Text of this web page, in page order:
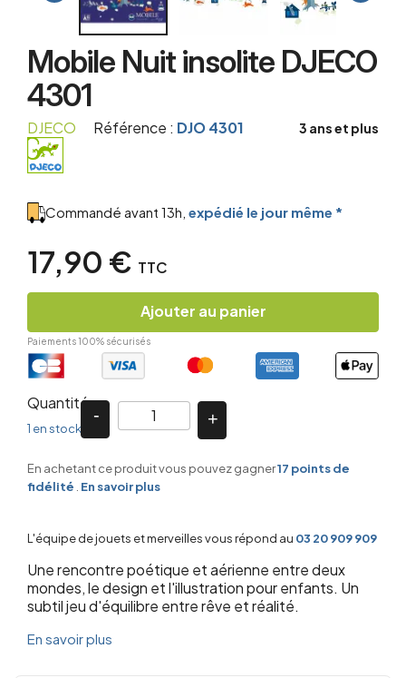
Mobile Nuit insolite DJECO
4301
DJECO Référence : DJO 4301 3 ans et plus
Commandé avant 13h, expédié le jour même *
17,90 € TTC
Ajouter au panier
Paiements 100% sécurisés
Quantité
1 en stock
En achetant ce produit vous pouvez gagner17 points de
fidélité En savoir plus
L'équipe de jouets et merveilles vous répond au 03 20 909 909
Une rencontre poétique et aérienne entre deux
mondes, le design et l'illustration pour enfants. Un
subtil jeu d'équilibre entre rêve et réalité.
En savoir plus